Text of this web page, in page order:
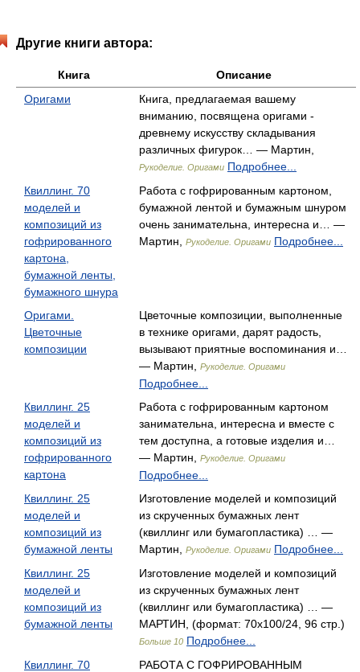
Другие книги автора:
Книга
Описание
Оригами
Книга, предлагаемая вашему
вниманию, посвящена оригами -
древнему искусству складывания
различных фигурок… — Мартин,
Рукоделие. Оригами Подробнее...
Квиллинг. 70
моделей и
композиций из
гофрированного
картона,
бумажной ленты,
бумажного шнура
Работа с гофрированным картоном,
бумажной лентой и бумажным шнуром
очень занимательна, интересна и… —
Мартин,
Рукоделие. Оригами Подробнее...
Оригами.
Цветочные
композиции
Цветочные композиции, выполненные
в технике оригами, дарят радость,
вызывают приятные воспоминания и…
— Мартин,
Рукоделие. Оригами
Подробнее...
Квиллинг. 25
моделей и
композиций из
гофрированного
картона
Работа с гофрированным картоном
занимательна, интересна и вместе с
тем доступна, а готовые изделия и…
— Мартин,
Рукоделие. Оригами
Подробнее...
Квиллинг. 25
моделей и
композиций из
бумажной ленты
Изготовление моделей и композиций
из скрученных бумажных лент
(квиллинг или бумагопластика) … —
Мартин,
Рукоделие. Оригами Подробнее...
Квиллинг. 25
моделей и
композиций из
бумажной ленты
Изготовление моделей и композиций
из скрученных бумажных лент
(квиллинг или бумагопластика) … —
МАРТИН, (формат: 70x100/24, 96 стр.)
Больше 10 Подробнее...
Квиллинг. 70
РАБОТА С ГОФРИРОВАННЫМ